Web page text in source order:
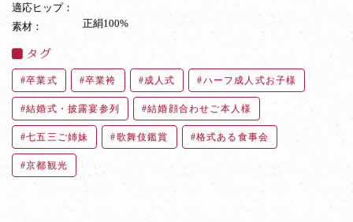
適応ヒップ：
素材：
正絹100%
タグ
卒業式 卒業袴 成人式 ハーフ成人式お子様
結婚式・披露宴参列 結婚顔合わせご本人様
七五三ご姉妹 歌舞伎鑑賞 格式ある食事会
京都観光